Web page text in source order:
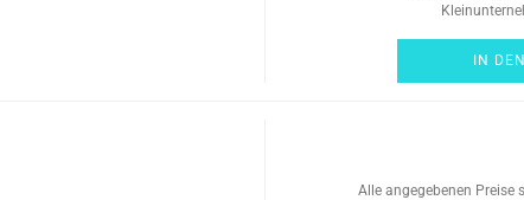
IN
Alle angegebenen Preise